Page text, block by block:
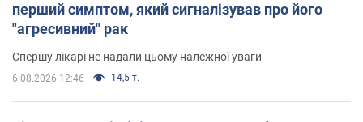
перший симптом, який сигналізував про його
"агресивний" рак
Спершу лікарі не надали цьому належної уваги
6.08.2026 12:46 14,5 т.